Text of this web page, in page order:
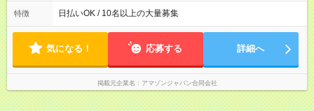
特徴 日払いOK / 10名以上の大量募集
気になる！ 応募する 詳細へ
掲載元企業名 アマゾンジャパン合同会社